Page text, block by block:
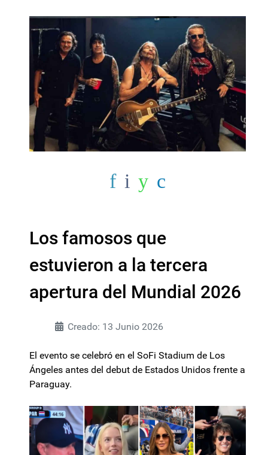
Los famosos que
estuvieron a la tercera
apertura del Mundial 2026
Creado: 13 Junio 2026
El evento se celebró en el SoFi Stadium de Los
Ángeles antes del debut de Estados Unidos frente a
Paraguay.